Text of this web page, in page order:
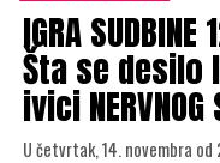
IGRA SUDBINE
Šta se desilo
ivici NERVNOG
U četvrtak, 14. novembra od